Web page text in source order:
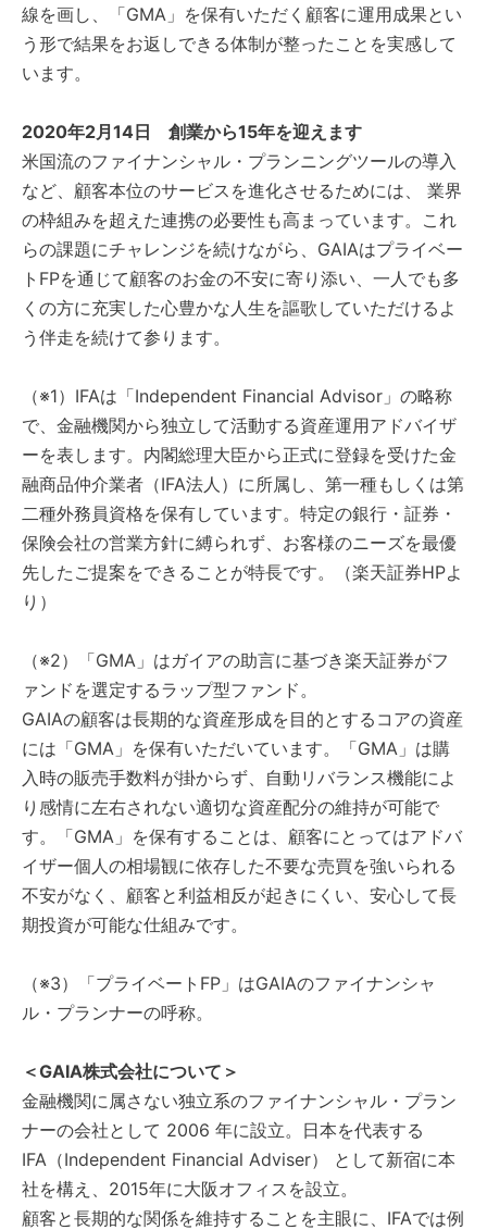
線を画し、「GMA」を保有いただく顧客に運用成果とい
う形で結果をお返しできる体制が整ったことを実感して
います。
2020年2月14日 創業から15年を迎えます
米国流のファイナンシャル・プランニングツールの導入
など、顧客本位のサービスを進化させるためには、 業界
の枠組みを超えた連携の必要性も高まっています。これ
らの課題にチャレンジを続けながら、GAIAはプライベー
トFPを通じて顧客のお金の不安に寄り添い、一人でも多
くの方に充実した心豊かな人生を謳歌していただけるよ
う伴走を続けて参ります。
（※1）IFAは「Independent Financial Advisor」の略称
で、金融機関から独立して活動する資産運用アドバイザ
ーを表します。内閣総理大臣から正式に登録を受けた金
融商品仲介業者（IFA法人）に所属し、第一種もしくは第
二種外務員資格を保有しています。特定の銀行・証券・
保険会社の営業方針に縛られず、お客様のニーズを最優
先したご提案をできることが特長です。（楽天証券HPよ
り）
（※2）「GMA」はガイアの助言に基づき楽天証券がフ
ァンドを選定するラップ型ファンド。
GAIAの顧客は長期的な資産形成を目的とするコアの資産
には「GMA」を保有いただいています。「GMA」は購
入時の販売手数料が掛からず、自動リバランス機能によ
り感情に左右されない適切な資産配分の維持が可能で
す。「GMA」を保有することは、顧客にとってはアドバ
イザー個人の相場観に依存した不要な売買を強いられる
不安がなく、顧客と利益相反が起きにくい、安心して長
期投資が可能な仕組みです。
（※3）「プライベートFP」はGAIAのファイナンシャ
ル・プランナーの呼称。
＜GAIA株式会社について＞
金融機関に属さない独立系のファイナンシャル・プラン
ナーの会社として 2006 年に設立。日本を代表する
IFA（Independent Financial Adviser） として新宿に本
社を構え、2015年に大阪オフィスを設立。
顧客と長期的な関係を維持することを主眼に、IFAでは例